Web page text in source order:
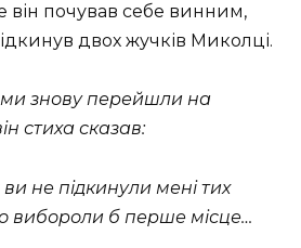
він почував себе винним,
двох жучків Миколці.
ми знову перейшли на
стиха сказав:
не підкинули мені тих
вибороли б перше місце…